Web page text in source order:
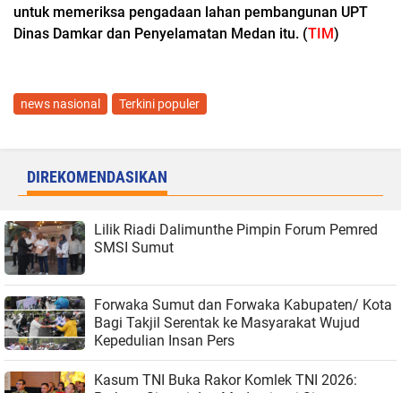
untuk memeriksa pengadaan lahan pembangunan UPT
Dinas Damkar dan Penyelamatan Medan itu. (TIM)
news nasional Terkini populer
DIREKOMENDASIKAN
Lilik Riadi Dalimunthe Pimpin Forum Pemred
SMSI Sumut
Forwaka Sumut dan Forwaka Kabupaten/ Kota
Bagi Takjil Serentak ke Masyarakat Wujud
Kepedulian Insan Pers
Kasum TNI Buka Rakor Komlek TNI 2026: